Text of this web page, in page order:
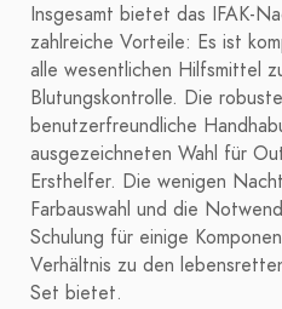
Insgesamt bietet das IFAK-
zahlreiche Vorteile: Es ist
alle wesentlichen Hilfsmittel
Blutungskontrolle. Die
benutzerfreundliche
ausgezeichneten Wahl für
Ersthelfer. Die wenigen
Farbauswahl und die
Schulung für einige
Verhältnis zu den
Set bietet.